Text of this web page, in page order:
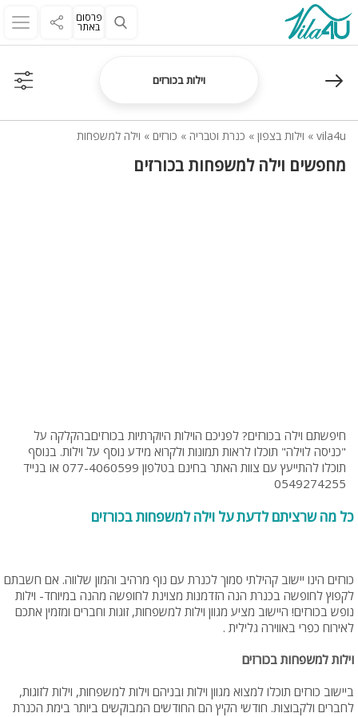
פרסום
באתר
וילות בכורזים
vila4u
» וילות בצפון » כנרת וטבריה » כורזים » וילה למשפחות
מחפשים וילה למשפחות בכורזים
חיפשתם וילה בכורזים? לפניכם הוילות היוקרתיות בכורזיםבהקלקה על
"כניסה לוילה" תוכלו לראות תמונות ולקרוא מידע נוסף על וילות. בנוסף
תוכלו להתייעץ עם צוות האתר בחינם בטלפון 077-4060599 או בנייד
0549274255
כל מה שרציתם לדעת על וילה למשפחות בכורזים
כורזים הינו יישוב קהילתי סמוך לכנרת עם נוף מרהיב והמון שלווה. אם חשבתם
לקפוץ לחופשה בכנרת הנה הזדמנות מצוינת לחופשה מהנה במיוחד- וילות
נופש בכורזים! היישוב מציע מגוון וילות למשפחות, זוגות וחברים ומזמין אתכם
לאירוח כפרי באווירה גלילית .
וילות למשפחות בכורזים
ביישוב כורזים תוכלו למצוא מגוון וילות ובניהם וילות למשפחות, וילות לזוגות,
לחברים ולקבוצות. חודשי הקיץ הם החודשים המבוקשים ביותר בימת הכנרת